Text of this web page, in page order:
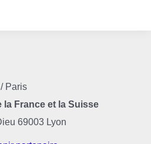
Paris
la France et la Suisse
69003 Lyon